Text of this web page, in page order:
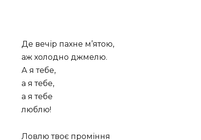
Де вечір пахне м’ятою,
аж холодно джмелю.
А я тебе,
а я тебе,
а я тебе
люблю!
Ловлю твоє проміння